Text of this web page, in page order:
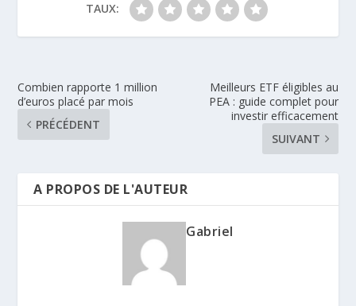
TAUX:
Combien rapporte 1 million
d’euros placé par mois
PRÉCÉDENT
Meilleurs ETF éligibles au
PEA : guide complet pour
investir efficacement
SUIVANT
A PROPOS DE L'AUTEUR
Gabriel